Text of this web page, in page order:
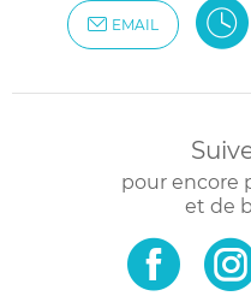
EMAIL
pour encore
et de